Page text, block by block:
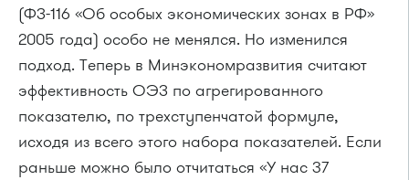
(ФЗ-116 «Об особых экономических зонах в РФ»
2005 года) особо не менялся. Но изменился
подход. Теперь в Минэкономразвития считают
эффективность ОЭЗ по агрегированного
показателю, по трехступенчатой формуле,
исходя из всего этого набора показателей. Если
раньше можно было отчитаться «У нас 37